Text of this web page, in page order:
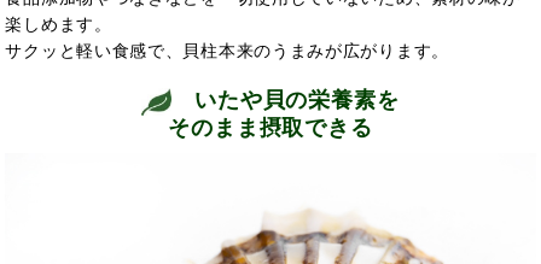
楽しめます。
サクッと軽い食感で、貝柱本来のうまみが広がります。
いたや貝の栄養素を
そのまま摂取できる